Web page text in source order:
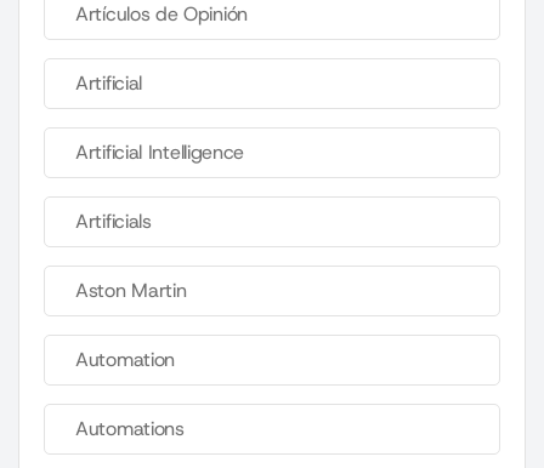
Artículos de Opinión
Artificial
Artificial Intelligence
Artificials
Aston Martin
Automation
Automations